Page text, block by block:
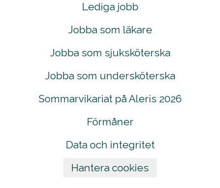
Lediga jobb
Jobba som läkare
Jobba som sjuksköterska
Jobba som undersköterska
Sommarvikariat på Aleris 2026
Förmåner
Data och integritet
Hantera cookies